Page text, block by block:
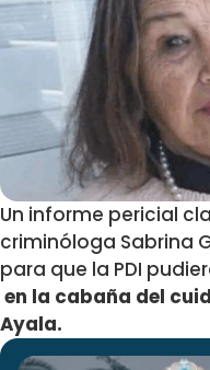
Un informe pericial
criminóloga Sabrina
para que la PDI
en la cabaña del
Ayala.